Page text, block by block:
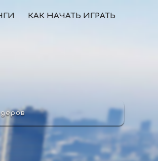
КАК НАЧАТЬ ИГРАТЬ